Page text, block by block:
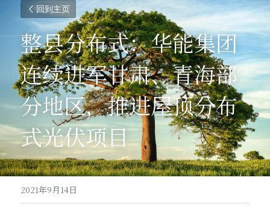
回到主页
整县分布式：华能集团
连续进军甘肃、青海部
分地区，推进屋顶分布
式光伏项目
2021年9月14日